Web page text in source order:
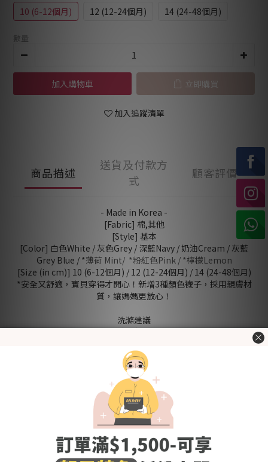
10 (6-12個月) 12 (12-24個月) 14 (24-48個月)
數量
加入購物車 立即購買
加入追蹤清單
商品描述
送貨及付款方
式
顧客評價
- Made in Korea -
[Fabric] 棉,其他
[Style] 基本
[Color] 白色White / 灰色Grey / 深藍Navy / 奶油Cream / 灰藍
Grey Blue / *薄荷 Mint/ *粉紅色Pink / *檸檬Lemon
[Size (in cm)] 10 (6-12個月) / 12 (12-24個月) / 14 (24-48個月)
*安全又舒適，寶貝穿得才開心！新增3種顏色襪子，採用親膚材
質，讓媽媽更放心！
洗滌建議
- 使用前請先清洗乾淨
- 建議使用嬰幼兒衣物專用清潔劑，避免柔順劑,含氯及螢光劑的
清潔劑